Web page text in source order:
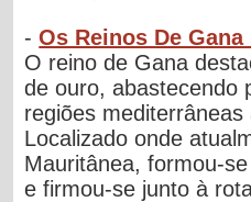
-Os Reinos De Gana
O reino de Gana
de ouro, abastecendo
regiões
Localizado onde
Mauritânea, formou-
e firmou-se junto à